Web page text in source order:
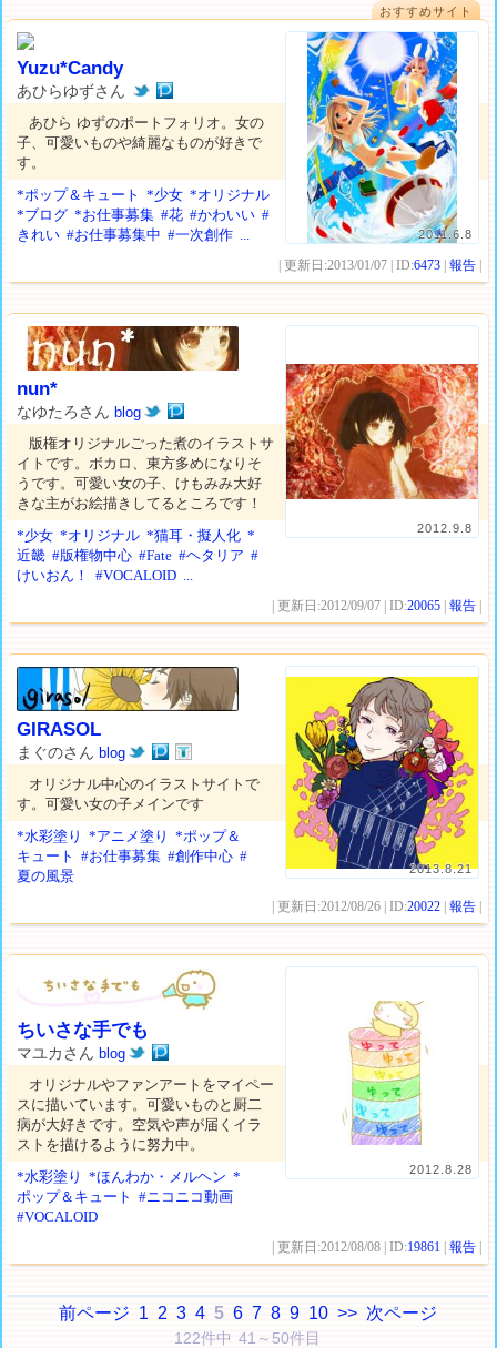
おすすめサイト
2011.6.8
Yuzu*Candy
あひらゆずさん
あひら ゆずのポートフォリオ。女の
子、可愛いものや綺麗なものが好きで
す。
*ポップ＆キュート
*少女 *オリジナル
*ブログ *お仕事募集 #花 #かわいい #
きれい #お仕事募集中 #一次創作 ...
| 更新日:2013/01/07 | ID:6473 |報告
2012.9.8
nun*
なゆたろさんblog
版権オリジナルごった煮のイラストサ
イトです。ボカロ、東方多めになりそ
うです。可愛い女の子、けもみみ大好
きな主がお絵描きしてるところです！
*少女 *オリジナル *猫耳・擬人化 *
近畿 #版権物中心 #Fate #ヘタリア #
けいおん！
#VOCALOID ...
| 更新日:2012/09/07 | ID:20065 |報告
2013.8.21
GIRASOL
まぐのさんblog
オリジナル中心のイラストサイトで
す。可愛い女の子メインです
*水彩塗り
*アニメ塗り
*ポップ＆
キュート
#お仕事募集 #創作中心 #
夏の風景
| 更新日:2012/08/26 | ID:20022 |報告
2012.8.28
ちいさな手でも
マユカさんblog
オリジナルやファンアートをマイペー
スに描いています。可愛いものと厨二
病が大好きです。空気や声が届くイラ
ストを描けるように努力中。
*水彩塗り
*ほんわか・メルヘン *
ポップ＆キュート
#ニコニコ動画
#VOCALOID
| 更新日:2012/08/08 | ID:19861 |報告
前ページ 1 2 3 4 5 6 7 8 9 10 >> 次ページ
122件中 41～50件目